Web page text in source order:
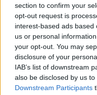
section to confirm your
opt-out request is
interest-based ads
us or personal
your opt-out. You may
disclosure of your
IAB’s list of downstream
also be disclosed by us
Downstream Participants
Minősítés